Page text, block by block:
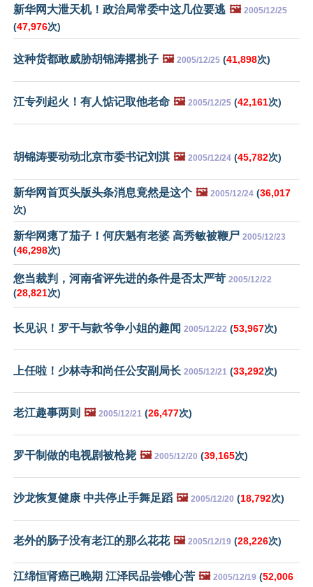
新华网大泄天机！政治局常委中这几位要逃 🖼️ 2005/12/25
(47,976次)
这种货都敢威胁胡锦涛撂挑子 🖼️ 2005/12/25 (41,898次)
江专列起火！有人惦记取他老命 🖼️ 2005/12/25 (42,161次)
胡锦涛要动动北京市委书记刘淇 🖼️ 2005/12/24 (45,782次)
新华网首页头版头条消息竟然是这个 🖼️ 2005/12/24 (36,017
次)
新华网瘪了茄子！何庆魁有老婆 高秀敏被鞭尸 2005/12/23
(46,298次)
您当裁判，河南省评先进的条件是否太严苛 2005/12/22
(28,821次)
长见识！罗干与款爷争小姐的趣闻 2005/12/22 (53,967次)
上任啦！少林寺和尚任公安副局长 2005/12/21 (33,292次)
老江趣事两则 🖼️ 2005/12/21 (26,477次)
罗干制做的电视剧被枪毙 🖼️ 2005/12/20 (39,165次)
沙龙恢复健康 中共停止手舞足蹈 🖼️ 2005/12/20 (18,792次)
老外的肠子没有老江的那么花花 🖼️ 2005/12/19 (28,226次)
江绵恒肾癌已晚期 江泽民品尝锥心苦 🖼️ 2005/12/19 (52,006